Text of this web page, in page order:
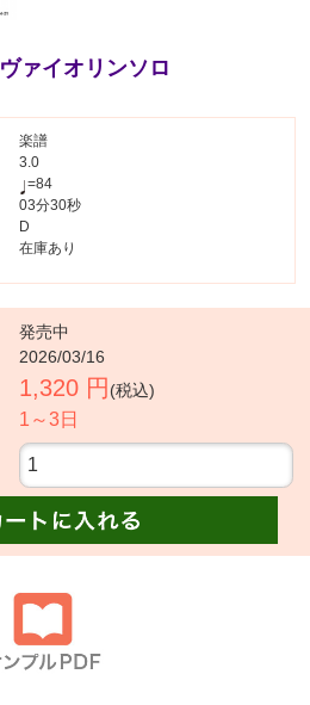
ヴァイオリンソロ
楽譜
3.0
=84
03分30秒
D
在庫あり
発売中
2026/03/16
1,320 円 (税込)
1～3日